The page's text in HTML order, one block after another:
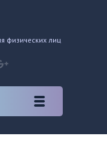
физических лиц